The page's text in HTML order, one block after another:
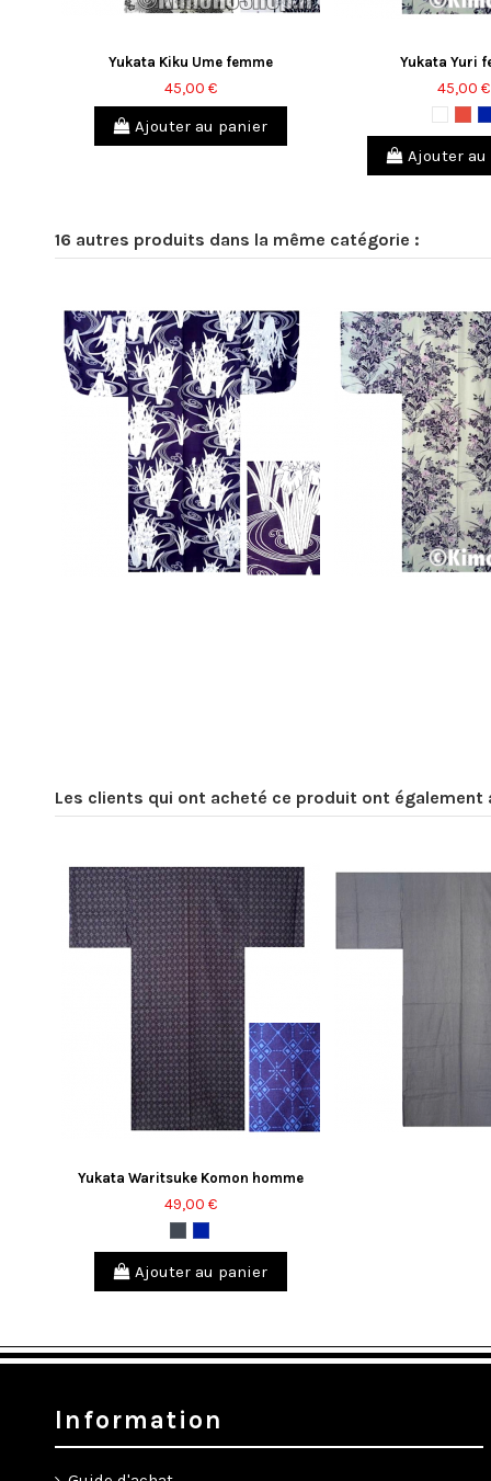
Yukata Kiku Ume femme
45,00 €
Ajouter au panier
Yukata Yuri
45,00 €
Blanc
Ajouter
16 autres produits dans la même catégorie :
Les clients qui ont acheté ce produit ont également
Yukata Waritsuke Komon homme
49,00 €
NoirBleu
marine
Ajouter au panier
Information